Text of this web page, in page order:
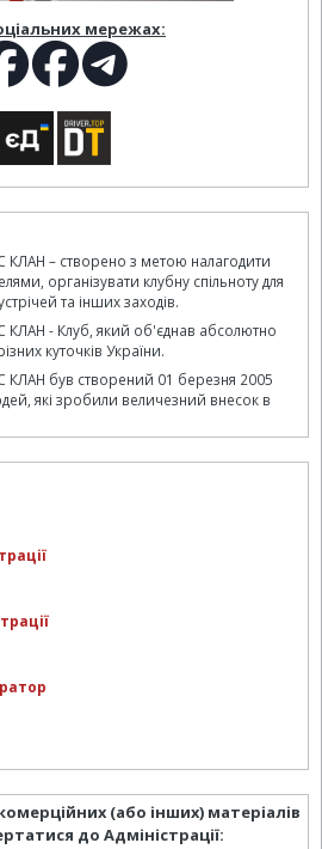
мережах:
КЛАН – створено з метою налагодити
організувати клубну спільноту для
та інших заходів.
КЛАН - Клуб, який об'єднав абсолютно
куточків України.
КЛАН був створений 01 березня 2005
які зробили величезний внесок в
(або інших) матеріалів
до Адміністрації: